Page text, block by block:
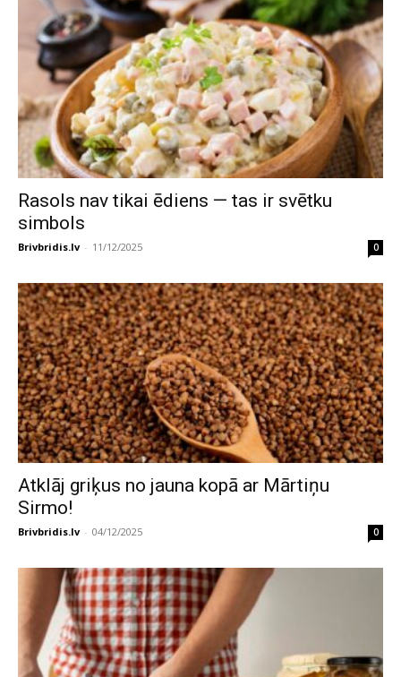
Rasols nav tikai ēdiens — tas ir svētku
simbols
Brivbridis.lv - 11/12/2025 0
Atklāj griķus no jauna kopā ar Mārtiņu
Sirmo!
Brivbridis.lv - 04/12/2025 0